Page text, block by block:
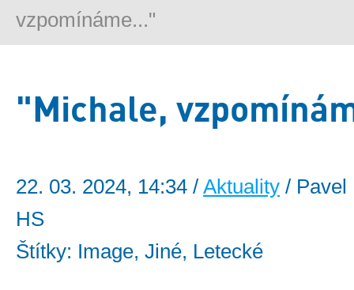
vzpomínáme..."
"Michale,
22. 03. 2024, 14:34 / Aktuality / Pavel
HS
Štítky: Image, Jiné, Letecké